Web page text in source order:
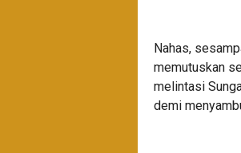
Nahas,
memutuskan
melintasi
demi